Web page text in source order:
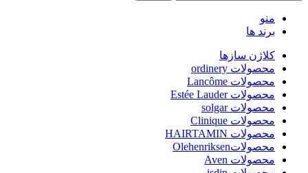
منو
برند ها
کلاژن سازها
محصولات ordinery
محصولات Lancôme
محصولات Estée Lauder
محصولات solgar
محصولات Clinique
محصولات HAIRTAMIN
محصولاتOlehenriksen
محصولات Aven